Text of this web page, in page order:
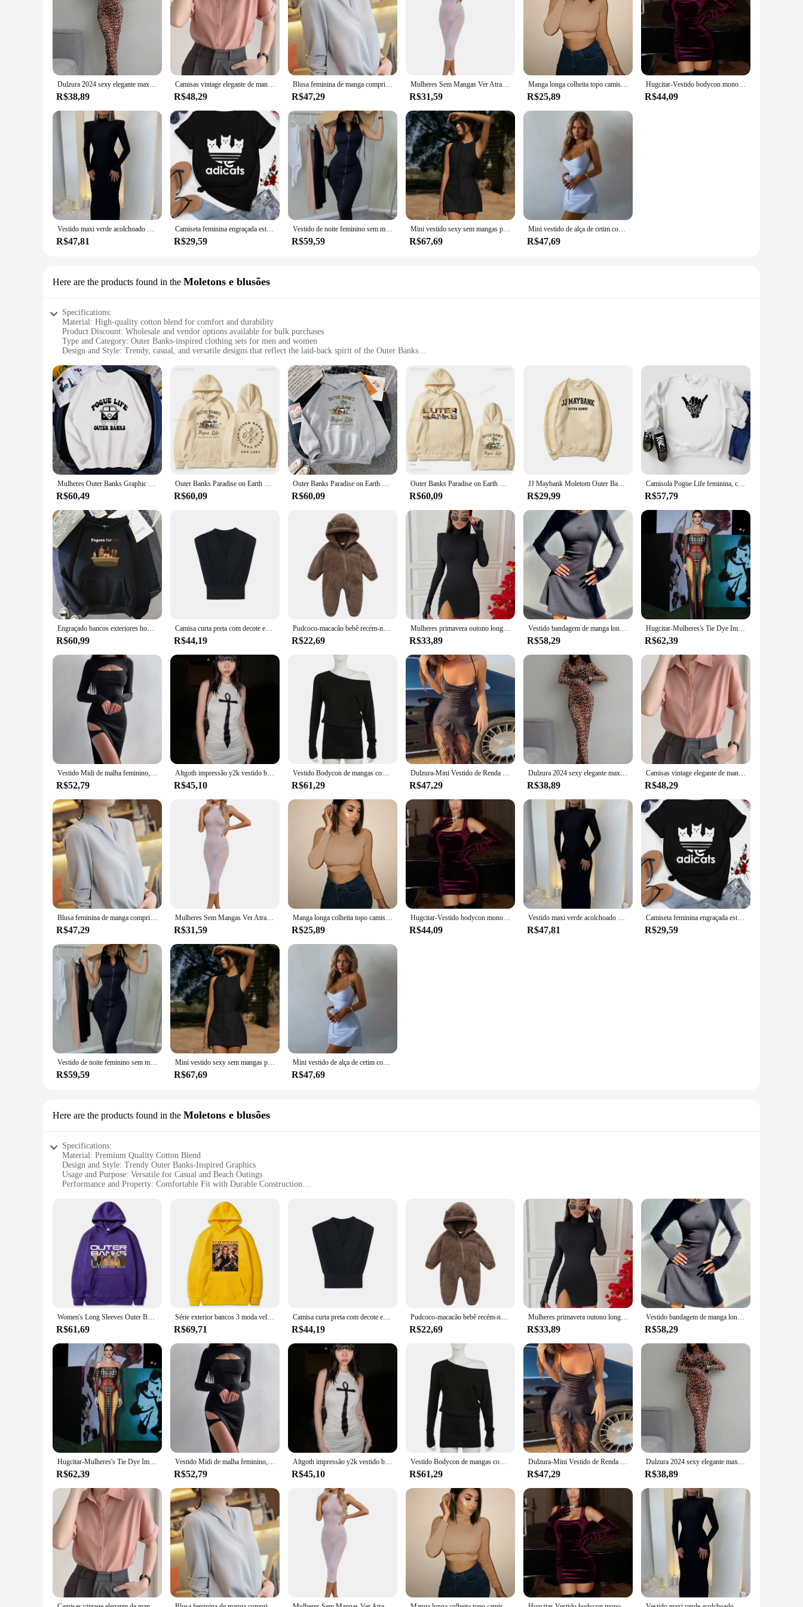
Dulzura 2024 sexy elegante maxi vestido impresso leopardo manga longa vestidos roupas femininas y2k senhora festa clube streetwear férias
R$38,89
Camisas vintage elegante de manga curta feminina, moda coreana, blusas femininas de verão, roupas casuais simples, tops da moda feminina, monocromáticas
R$48,29
Blusa feminina de manga comprida com gola V, roupa branca de senhora do escritório, tops coreanos, nova moda, primavera e verão, 9382
R$47,29
Mulheres Sem Mangas Ver Através do Vestido Magro, Lingerie Elástica Alta, Bodycon Brilhante, Manga Comprida, Clube de Namoro, Roupas de Festa Rave
R$31,59
Manga longa colheita topo camisas femininas harajuku coreano preto borgonha roupas sexy gola alta básico curto t camisa femme
R$25,89
Hugcitar-Vestido bodycon monocromático de veludo feminino com alças, luvas sem mangas, mini vestido de baile, sexy, roupas elegantes, Birthday Party, outono, inverno
R$44,09
Vestido maxi verde acolchoado de manga comprida bodycon feminino, roupa elegante, festa, clube, primavera, outono, moda
R$47,81
Camiseta feminina engraçada estampada, manga curta, hip-hop, roupas femininas casuais, tops de rua dos desenhos animados, camiseta verão
R$29,59
Vestido de noite feminino sem mangas Bodycon, Hot Club Outfits, roupas estéticas, streetwear preto, zíper, 1 pc
R$59,59
Mini vestido sexy sem mangas para mulheres, bodycon de peito único, vestido de festa do clube, roupas femininas, nova moda
R$67,69
Mini vestido de alça de cetim com renda para mulheres, costas nuas, bodycon, sexy, vestido curto, elegante, roupas de festa, aniversário, noite
R$47,69
Here are the products found in the Moletons e blusões
Specifications:
Material: High-quality cotton blend for comfort and durability
Product Discount: Wholesale and vendor options available for bulk purchases
Type and Category: Outer Banks-inspired clothing sets for men and women
Design and Style: Trendy, casual, and versatile designs that reflect the laid-back spirit of the Outer Banks
Performance and Property: Breathable and lightweight materials for all-day comfort
Features:
**Embrace the Outer Banks Lifestyle**
Step into the laid-back charm of the Outer Banks with our versatile collection of ropas OUTER BANKS. Whether you're a local or a fan of the hit Netflix series, our clothing sets capture the essence
of the Outer Banks culture. Our moletons and blusões are crafted from a premium cotton blend, ensuring both comfort and durability for all your adventures. With a range of sizes and styles, you're
sure to find the perfect fit for your lifestyle.
**For Every Occasion**
Our Outer Banks-inspired clothing sets are designed to keep you looking stylish and feeling comfortable in any setting. Whether you're heading to the beach, enjoying a casual hangout, or dressing up
for a themed event, our sets are your go-to choice. The breathable and lightweight fabric ensures you stay cool and relaxed, while the trendy designs make a statement wherever you go.
As a wholesale supplier, we understand the importance of offering high-quality products at competitive prices. Our ropas OUTER BANKS sets are available for bulk purchases, making them an ideal
choice for vendors and suppliers looking to expand their product range. With our wholesale options, you can offer your customers the latest Outer Banks fashion trends without breaking the bank.
Embrace the laid-back lifestyle of the Outer Banks with our versatile and trendy clothing sets. Whether you're a fan of the series or simply looking for comfortable, stylish attire, our ropas OUTER
BANKS are the perfect choice.
Mulheres Outer Banks Graphic Hoodie, Streetwear de lã, Pogue Life Crewneck Moletom, Outerbank Merch OBX Roupas com capuz, outono
R$60,49
Outer Banks Paradise on Earth Hoodies TV-show Streetwear Pulôver Pogue Life Fit Moletom para uso diário Roupas estéticas
R$60,09
Outer Banks Paradise on Earth Hoodies TV-show Streetwear Pulôver Pogue Life Essentials Moletom com capuz para entusiastas ao ar livre
R$60,09
Outer Banks Paradise on Earth Hoodies TV-show Streetwear Pulôver Pogue Life Outono e Inverno Manter Quente Agasalho
R$60,09
JJ Maybank Moletom Outer Banks Temporada 2 Moletom Pogue Life Moletons OBX Moletom Unissex Pulôveres Rudy Pankow Fãs Presente
R$29,99
Camisola Pogue Life feminina, camisola hippie van tops, pulôver América do Norte, camisolas da 2ª temporada
R$57,79
Engraçado bancos exteriores hoodie das mulheres dos homens outerbanks pogue vida hoodies harajuku moletom outono inverno john b pulôver roupas esportivas
R$60,99
Camisa curta preta com decote em V feminina, blusa cropped, camisas sem mangas, roupas elegantes para senhora do escritório, blusa casual, moda verão
R$44,19
Pudcoco-macacão bebê recém-nascido, manga comprida, com capuz, fechamento com zíper, romper, roupas de inverno para meninos e meninas
R$22,69
Mulheres primavera outono longo concha bodycon cor do solo preto pacote fino quadris mini vestido roupas femininas streetwear
R$33,89
Vestido bandagem de manga longa feminino, mini vestido de Mergulha, vestidos monocromáticos, roupas elegantes, roupas de outono
R$58,29
Hugcitar-Mulheres's Tie Dye Imprimir Manga Longa Backless Bodycon, Vestidos Maxi Sexy, Roupas Y2K, Club Party Streetwear, Bodycon Outfits
R$62,39
Vestido Midi de malha feminino, Y2K Sensual Sexy Party Clothes, Leggings oco no peito, Saco de garfo dividido, Vestidos Hip
R$52,79
Altgoth impressão y2k vestido bodycon sexi noite vestido branco quente clube roupas para mulheres roupas de verão sem costas clubwear vestido femme
R$45,10
Vestido Bodycon de mangas compridas fora do ombro feminino, gola enviesada, roupa Y2K, mini vestido sexy, solto, preto, monocromático, moda, outono
R$61,29
Dulzura-Mini Vestido de Renda Retalhos Cetim Feminino, Bodycon, Sexy, Lace Up, Sem Costas, Curto, Roupa Elegante, Festa de Aniversário, Noite
R$47,29
Dulzura 2024 sexy elegante maxi vestido impresso leopardo manga longa vestidos roupas femininas y2k senhora festa clube streetwear férias
R$38,89
Camisas vintage elegante de manga curta feminina, moda coreana, blusas femininas de verão, roupas casuais simples, tops da moda feminina, monocromáticas
R$48,29
Blusa feminina de manga comprida com gola V, roupa branca de senhora do escritório, tops coreanos, nova moda, primavera e verão, 9382
R$47,29
Mulheres Sem Mangas Ver Através do Vestido Magro, Lingerie Elástica Alta, Bodycon Brilhante, Manga Comprida, Clube de Namoro, Roupas de Festa Rave
R$31,59
Manga longa colheita topo camisas femininas harajuku coreano preto borgonha roupas sexy gola alta básico curto t camisa femme
R$25,89
Hugcitar-Vestido bodycon monocromático de veludo feminino com alças, luvas sem mangas, mini vestido de baile, sexy, roupas elegantes, Birthday Party, outono, inverno
R$44,09
Vestido maxi verde acolchoado de manga comprida bodycon feminino, roupa elegante, festa, clube, primavera, outono, moda
R$47,81
Camiseta feminina engraçada estampada, manga curta, hip-hop, roupas femininas casuais, tops de rua dos desenhos animados, camiseta verão
R$29,59
Vestido de noite feminino sem mangas Bodycon, Hot Club Outfits, roupas estéticas, streetwear preto, zíper, 1 pc
R$59,59
Mini vestido sexy sem mangas para mulheres, bodycon de peito único, vestido de festa do clube, roupas femininas, nova moda
R$67,69
Mini vestido de alça de cetim com renda para mulheres, costas nuas, bodycon, sexy, vestido curto, elegante, roupas de festa, aniversário, noite
R$47,69
Here are the products found in the Moletons e blusões
Specifications:
Material: Premium Quality Cotton Blend
Design and Style: Trendy Outer Banks-Inspired Graphics
Usage and Purpose: Versatile for Casual and Beach Outings
Performance and Property: Comfortable Fit with Durable Construction
Shape or Size or Weight or Quantity: Available in a Variety of Sizes and Quantities
Features:
**Embrace the Coastal Charm**
Dive into the laid-back vibes of the Outer Banks with our collection of ropas OUTER BANKS, perfect for those who cherish the coastal lifestyle. These wholesale-friendly, vendor-approved sets are
designed to capture the essence of the iconic TV series, making them a must-have for fans and fashion enthusiasts alike. Whether you're looking to elevate your beachwear game or simply want to add
a touch of the Outer Banks to your wardrobe, these blusões and moletons are your go-to choice.
**Versatile and Durable**
Crafted from a premium cotton blend, these ropas OUTER BANKS offer a comfortable fit that's as durable as it is stylish. The trendy graphics and designs are not just for show; they're built to
withstand the rigors of everyday wear, ensuring that your favorite pieces stay looking fresh wash after wash. Whether you're hitting the sandy shores or enjoying a casual day out, these sets are versatile
enough to adapt to any scenario, making them a staple in your wardrobe.
**For Everyone**
love for the Outer Banks or simply enjoy the laid-back coastal aesthetic. With a variety of sizes and quantities available, you can mix and match to create your perfect ensemble, ensuring that you're
always ready for your next adventure.
Women's Long Sleeves Outer Banks Hoodie Sweatshirt Graphic Anime Print Pullover Men Hoodies Women Clothes
R$61,69
Série exterior bancos 3 moda velo hoodie das mulheres dos homens do vintage streetwear pulôver jj maybank manga longa moletom com capuz
R$69,71
Camisa curta preta com decote em V feminina, blusa cropped, camisas sem mangas, roupas elegantes para senhora do escritório, blusa casual, moda verão
R$44,19
Pudcoco-macacão bebê recém-nascido, manga comprida, com capuz, fechamento com zíper, romper, roupas de inverno para meninos e meninas
R$22,69
Mulheres primavera outono longo concha bodycon cor do solo preto pacote fino quadris mini vestido roupas femininas streetwear
R$33,89
Vestido bandagem de manga longa feminino, mini vestido de Mergulha, vestidos monocromáticos, roupas elegantes, roupas de outono
R$58,29
Hugcitar-Mulheres's Tie Dye Imprimir Manga Longa Backless Bodycon, Vestidos Maxi Sexy, Roupas Y2K, Club Party Streetwear, Bodycon Outfits
R$62,39
Vestido Midi de malha feminino, Y2K Sensual Sexy Party Clothes, Leggings oco no peito, Saco de garfo dividido, Vestidos Hip
R$52,79
Altgoth impressão y2k vestido bodycon sexi noite vestido branco quente clube roupas para mulheres roupas de verão sem costas clubwear vestido femme
R$45,10
Vestido Bodycon de mangas compridas fora do ombro feminino, gola enviesada, roupa Y2K, mini vestido sexy, solto, preto, monocromático, moda, outono
R$61,29
Dulzura-Mini Vestido de Renda Retalhos Cetim Feminino, Bodycon, Sexy, Lace Up, Sem Costas, Curto, Roupa Elegante, Festa de Aniversário, Noite
R$47,29
Dulzura 2024 sexy elegante maxi vestido impresso leopardo manga longa vestidos roupas femininas y2k senhora festa clube streetwear férias
R$38,89